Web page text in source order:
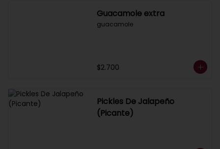
Guacamole extra
guacamole
$2.700
Pickles De Jalapeño
(Picante)